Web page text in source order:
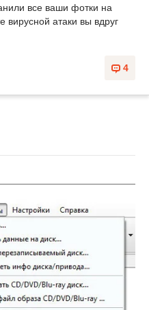
все ваши фотки на
вирусной атаки вы вдруг
4